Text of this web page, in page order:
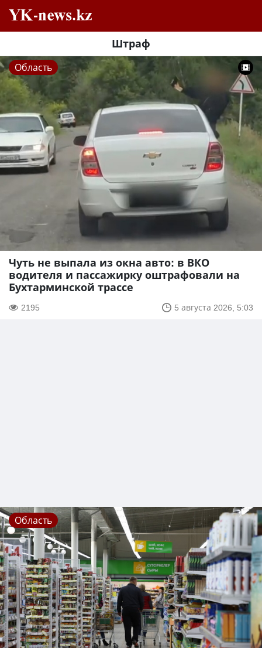
Штраф
Область
Чуть не выпала из окна авто: в ВКО
водителя и пассажирку оштрафовали на
Бухтарминской трассе
2195 5 августа 2026, 5:03
Область